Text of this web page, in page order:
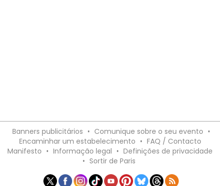
Banners publicitários • Comunique sobre o seu evento •
Encaminhar um estabelecimento • FAQ / Contacto
Manifesto • Informação legal • Definições de privacidade
• Sortir de Paris